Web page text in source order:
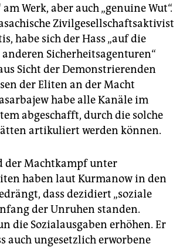
Werk, aber auch „genuine Wut“.
Zivilgesellschaftsaktivist
habe sich der Hass „auf die
Sicherheitsagenturen“
Sicht der Demonstrierenden
der Eliten an der Macht
habe alle Kanäle im
abgeschafft, durch die solche
artikuliert werden können.
der Machtkampf unter
haben laut Kurmanow in den
dass dezidiert „soziale
der Unruhen standen.
die Sozialausgaben erhöhen. Er
auch ungesetzlich erworbene